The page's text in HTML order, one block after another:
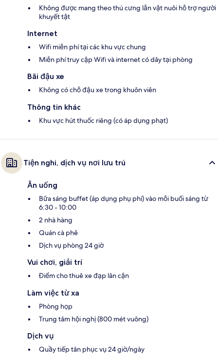
Không được mang theo thú cưng lẫn vật nuôi hỗ trợ người
khuyết tật
Internet
Wifi miễn phí tại các khu vực chung
Miễn phí truy cập Wifi và internet có dây tại phòng
Bãi đậu xe
Không có chỗ đậu xe trong khuôn viên
Thông tin khác
Khu vực hút thuốc riêng (có áp dụng phạt)
Tiện nghi, dịch vụ nơi lưu trú
Ăn uống
Bữa sáng buffet (áp dụng phụ phí) vào mỗi buổi sáng từ
6:30 - 10:00
2 nhà hàng
Quán cà phê
Dịch vụ phòng 24 giờ
Vui chơi, giải trí
Điểm cho thuê xe đạp lân cận
Làm việc từ xa
Phòng họp
Trung tâm hội nghị (800 mét vuông)
Dịch vụ
Quầy tiếp tân phục vụ 24 giờ/ngày